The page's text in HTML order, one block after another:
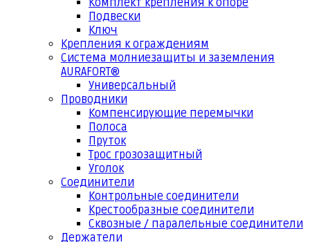
Комплект крепления к опоре
Подвески
Ключ
Крепления к ограждениям
Система молниезащиты и заземления
AURAFORT®
Универсальный
Проводники
Компенсирующие перемычки
Полоса
Пруток
Трос грозозащитный
Уголок
Соединители
Контрольные соединители
Крестообразные соединители
Сквозные / паралельные соединители
Держатели